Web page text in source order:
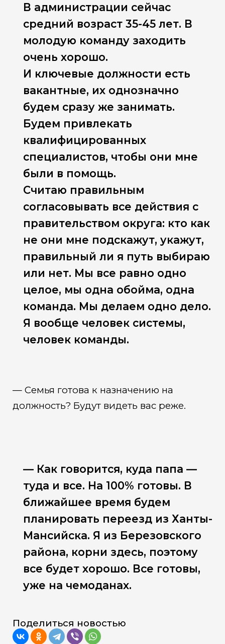
В администрации сейчас
средний возраст 35-45 лет. В
молодую команду заходить
очень хорошо.
И ключевые должности есть
вакантные, их однозначно
будем сразу же занимать.
Будем привлекать
квалифицированных
специалистов, чтобы они мне
были в помощь.
Считаю правильным
согласовывать все действия с
правительством округа: кто как
не они мне подскажут, укажут,
правильный ли я путь выбираю
или нет. Мы все равно одно
целое, мы одна обойма, одна
команда. Мы делаем одно дело.
Я вообще человек системы,
человек команды.
— Семья готова к назначению на
должность? Будут видеть вас реже.
— Как говорится, куда папа —
туда и все. На 100% готовы. В
ближайшее время будем
планировать переезд из Ханты-
Мансийска. Я из Березовского
района, корни здесь, поэтому
все будет хорошо. Все готовы,
уже на чемоданах.
Поделиться новостью